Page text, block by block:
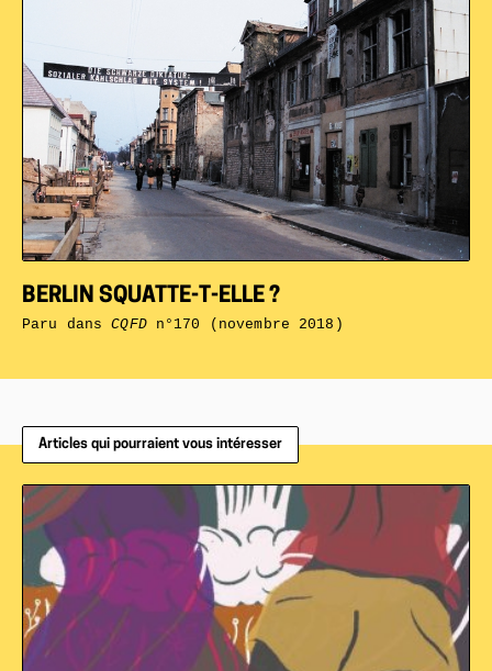
BERLIN SQUATTE-T-ELLE ?
Paru dansCQFDn°170 (novembre 2018)
Articles qui pourraient vous intéresser